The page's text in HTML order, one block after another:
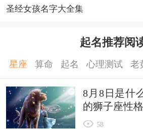
圣经女孩名字大全集
起名推荐阅
星座 算命 起名 心理测试 老
8月8日是什
的狮子座性
58